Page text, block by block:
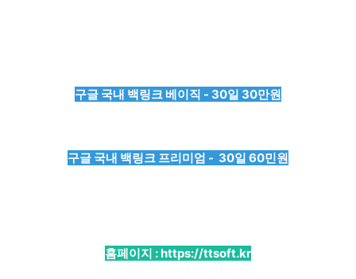
구글 국내 백링크 베이직 - 30일 30만원
구글 국내 백링크 프리미엄 - 30일 60민원
홈페이지 :https://ttsoft.kr